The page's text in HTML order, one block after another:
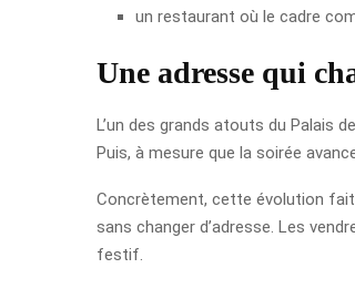
un restaurant où le cadre
Une adresse qui
L’un des grands atouts du Palais
Puis, à mesure que la soirée
Concrètement, cette évolution fait
sans changer d’adresse. Les
festif.